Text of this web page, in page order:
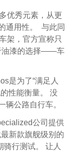
优秀元素，从更
通用性。 与此同
架，官方宣称只
油漆的选择——车
是为了“满足人
性能衡量。 没
辆公路自行车。
公司提供
新款旗舰级别的
行测试。 让人